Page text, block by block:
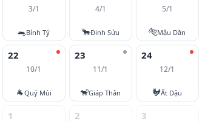
3/1
🐀Bính Tý
4/1
🐂Đinh Sửu
5/1
🐅Mậu Dần
22
10/1
🐐Quý Mùi
23
11/1
🐒Giáp Thân
24
12/1
🐓Ất Dậu
1 2 3